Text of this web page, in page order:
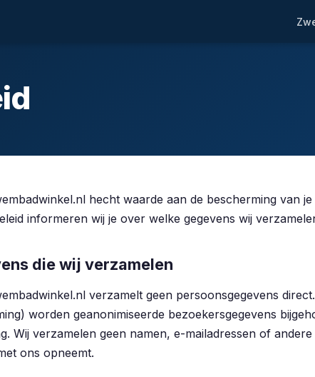
hecht waarde aan de bescherming van
informeren wij je over welke gegevens wij
die wij verzamelen
verzamelt geen persoonsgegevens
worden geanonimiseerde bezoekersgegevens
Wij verzamelen geen namen, e-mailadressen of
ons opneemt.